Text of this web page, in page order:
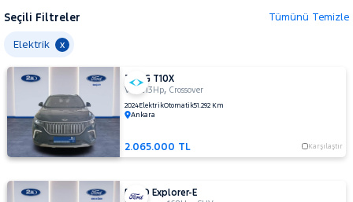
Tüm
Araçlar
AUDI
BMC
BMW
BYD
Seçili Filtreler Tümünü Temizle
Elektrik x
TOGG T10X
V2 , 213Hp,Crossover
2024ElektrikOtomatik51.292 Km
Ankara
2.065.000 TL Karşılaştır
FORD Explorer-E